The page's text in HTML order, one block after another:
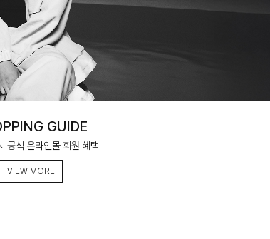
GUIDE
공식 온라인몰 회원 혜택
VIEW MORE